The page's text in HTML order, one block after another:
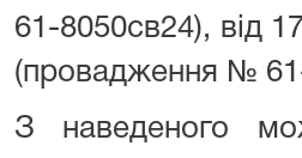
61-8050св24), від
(провадження №
З наведеного